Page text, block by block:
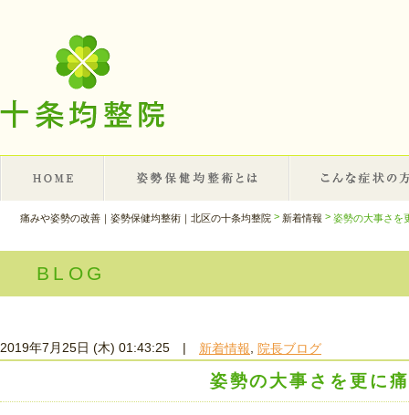
痛みや姿勢の改善｜姿勢保健均整術｜北区の十条均整院> 新着情報 > 姿勢の大事さを
BLOG
2019年7月25日 (木) 01:43:25 新着情報, 院長ブログ
姿勢の大事さを更に